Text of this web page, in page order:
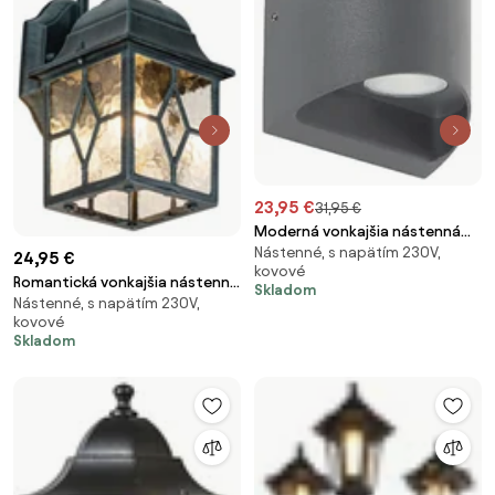
24,95 €
Romantická vonkajšia nástenná
lampa tmavozelená - London
Nástenné, s napätím 230V,
kovové
Skladom
23,95 €31,95 €
Moderná vonkajšia nástenná
lampa tmavosivá vrátane LED
2-svetlo IP54 - Mal
Nástenné, s napätím 230V,
kovové
Skladom